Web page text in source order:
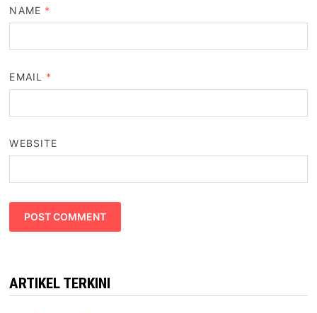
NAME *
EMAIL *
WEBSITE
ARTIKEL TERKINI